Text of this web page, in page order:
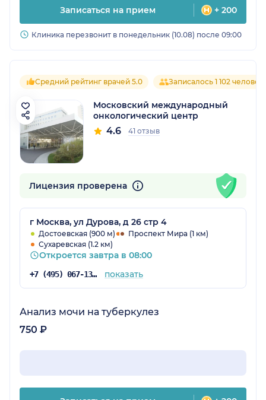
Записаться на прием + 200
Клиника перезвонит в понедельник (10.08) после 09:00
Средний рейтинг врачей 5.0 Записалось 1 102
Московский международный
онкологический центр
4.6 41 отзыв
Лицензия проверена
г Москва, ул Дурова, д 26 стр 4
Достоевская (900 м)
Проспект Мира (1 км)
Сухаревская (1.2 км)
Откроется завтра в 08:00
+7 (495) 067-13-62 показать
Анализ мочи на туберкулез
750 ₽